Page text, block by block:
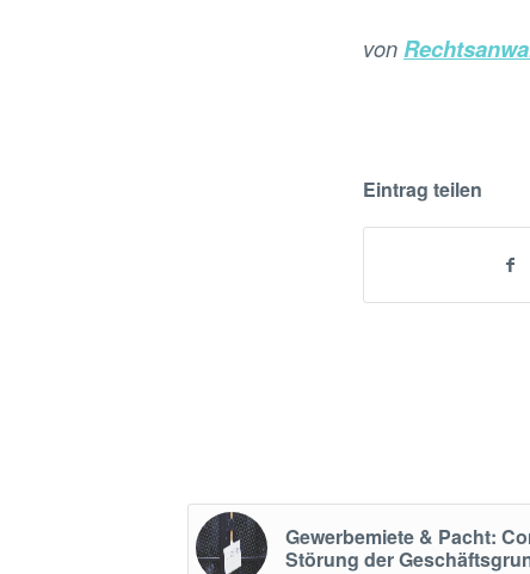
von
Eintrag teilen
Gewerbemiete & Pacht:
Störung der